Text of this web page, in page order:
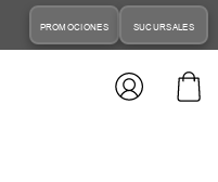
PROMOCIONES SUCURSALES